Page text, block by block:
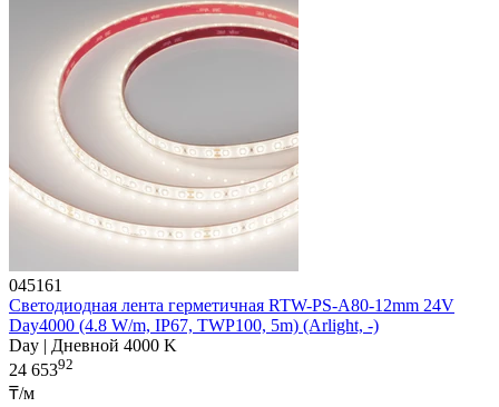
045161
Светодиодная лента герметичная RTW-PS-A80-12mm 24V
Day4000 (4.8 W/m, IP67, TWP100, 5m) (Arlight, -)
Day | Дневной 4000 K
24 65392
₸/м